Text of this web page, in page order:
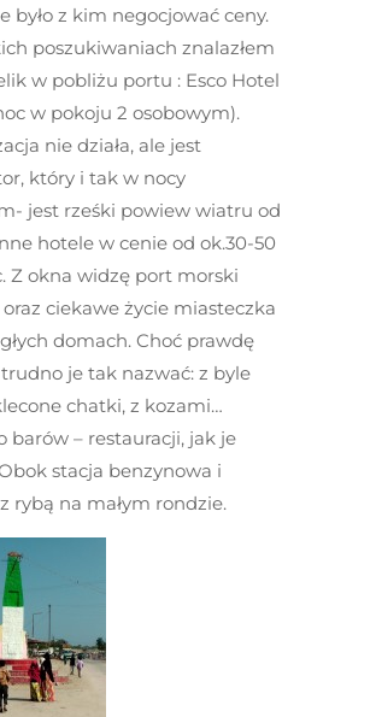
było z kim negocjować ceny.
poszukiwaniach znalazłem
w pobliżu portu : Esco Hotel
w pokoju 2 osobowym).
nie działa, ale jest
który i tak w nocy
jest rześki powiew wiatru od
hotele w cenie od ok.30-50
Z okna widzę port morski
oraz ciekawe życie miasteczka
domach. Choć prawdę
je tak nazwać: z byle
chatki, z kozami…
barów – restauracji, jak je
stacja benzynowa i
rybą na małym rondzie.